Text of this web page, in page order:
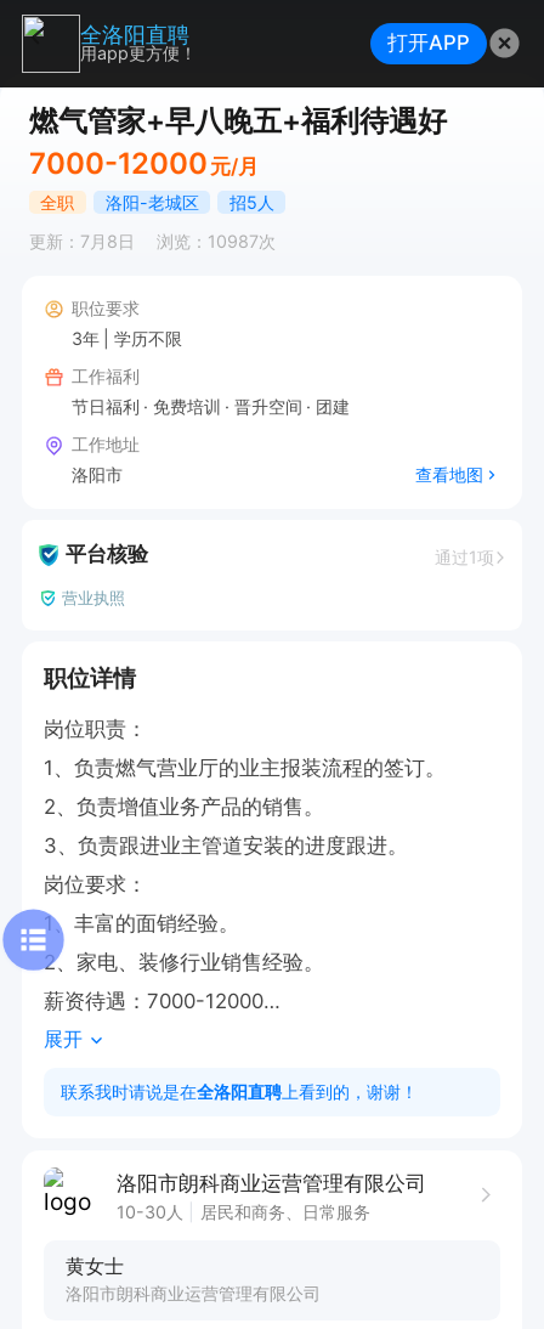
燃气管家+早八晚五+福利待遇好
7000-12000 元/月
全职 洛阳-老城区
招5人
更新：7月8日
浏览：10987次
职位要求
3年
学历不限
工作福利
节日福利
免费培训 晋升空间
团建
工作地址
洛阳市
查看地图
平台核验 通过1项
营业执照
职位详情
岗位职责：
1、负责燃气营业厅的业主报装流程的签订。
2、负责增值业务产品的销售。
3、负责跟进业主管道安装的进度跟进。
岗位要求：
1、丰富的面销经验。
2、家电、装修行业销售经验。
薪资待遇：7000-12000
工作时间：8：00-5：30
工作地点：瀍河区新奥燃气营业厅、王城路新奥燃
【点击申请职位，线上投递简历，即可电话联系
展开
联系我时请说是在全洛阳直聘 上看到的，谢谢！
洛阳市朗科商业运营管理有限公司
10-30人 居民和商务、日常服务
黄女士
洛阳市朗科商业运营管理有限公司
全洛阳直聘
用app更方便！ 打开APP